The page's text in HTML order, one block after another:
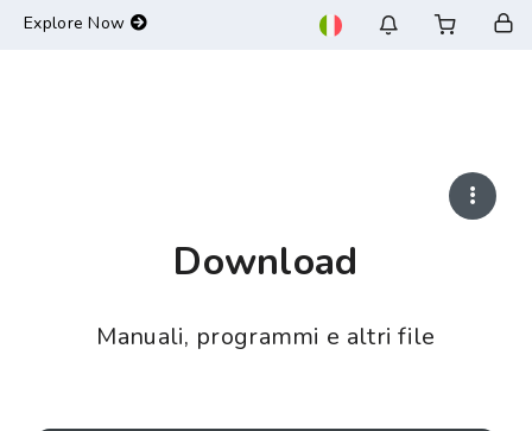
Explore Now
Download
Manuali, programmi e altri file